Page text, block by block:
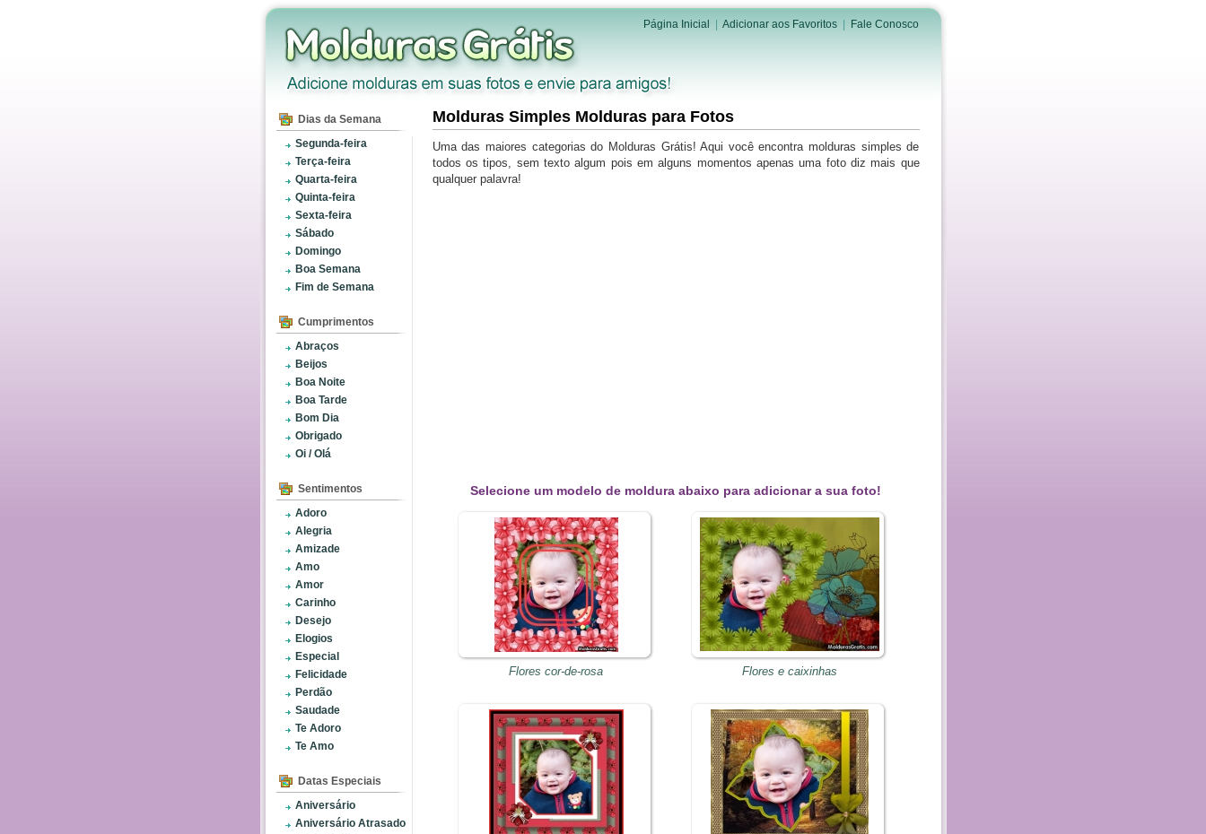
Página Inicial Adicionar aos Favoritos| Fale Conosco
Dias da Semana
Segunda-feira
Terça-feira
Quarta-feira
Quinta-feira
Sexta-feira
Sábado
Domingo
Boa Semana
Fim de Semana
Cumprimentos
Abraços
Beijos
Boa Noite
Boa Tarde
Bom Dia
Obrigado
Oi / Olá
Sentimentos
Adoro
Alegria
Amizade
Amo
Amor
Carinho
Desejo
Elogios
Especial
Felicidade
Perdão
Saudade
Te Adoro
Te Amo
Datas Especiais
Aniversário
Aniversário Atrasado
Molduras Simples Molduras para Fotos
Uma das maiores categorias do Molduras Grátis! Aqui você encontra molduras simples de
todos os tipos, sem texto algum pois em alguns momentos apenas uma foto diz mais que
qualquer palavra!
Selecione um modelo de moldura abaixo para adicionar a sua foto!
Flores cor-de-rosa Flores e caixinhas